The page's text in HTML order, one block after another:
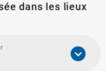
dans les lieux